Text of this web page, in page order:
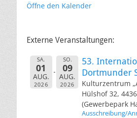
Öffne den Kalender
Externe Veranstaltungen:
SA.
01
AUG.
2026
SO.
09
AUG.
2026
53.
Dortmunder
Kulturzentrum
Hülshof 32,
(Gewerbepark
Ausschreibung/